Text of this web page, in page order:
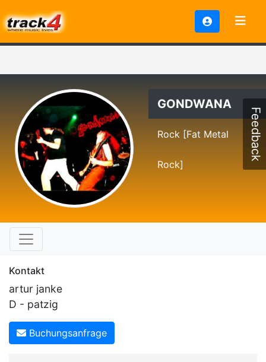
GONDWANA
Rock [Fat Metal
Rock]
Kontakt
artur janke
D - patzig
Buchungsanfrage
Feedback